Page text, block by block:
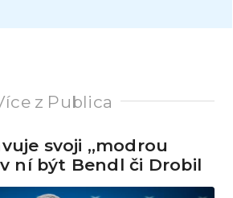
z Publica
svoji „modrou
ní být Bendl či Drobil